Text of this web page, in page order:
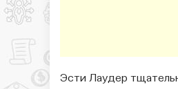
Эсти Лаудер